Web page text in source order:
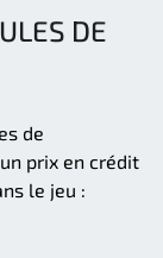
DE
de
prix en crédit
le jeu :